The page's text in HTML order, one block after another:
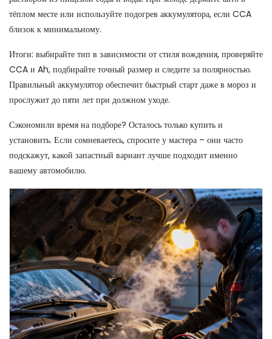
тёплом месте или используйте подогрев аккумулятора, если CCA
близок к минимальному.
Итоги: выбирайте тип в зависимости от стиля вождения, проверяйте
CCA и Ah, подбирайте точный размер и следите за полярностью.
Правильный аккумулятор обеспечит быстрый старт даже в мороз и
прослужит до пяти лет при должном уходе.
Сэкономили время на подборе? Осталось только купить и
установить. Если сомневаетесь, спросите у мастера – они часто
подскажут, какой запастный вариант лучше подходит именно
вашему автомобилю.